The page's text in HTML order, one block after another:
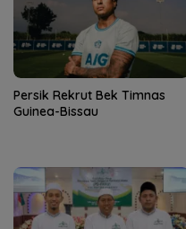
Persik Rekrut Bek Timnas
Guinea-Bissau